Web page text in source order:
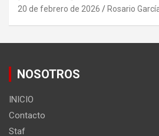
20 de febrero de 2026 Rosario
NOSOTROS
INICIO
Contacto
Staf